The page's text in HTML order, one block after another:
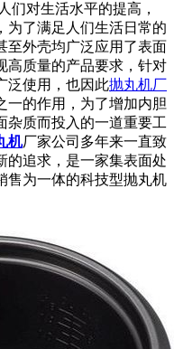
们对生活水平的提高，
为了满足人们生活日常的
至外壳均广泛应用了表面
高质量的产品要求，针对
泛使用，也因此抛丸机厂
一的作用，为了增加内胆
杂质而投入的一道重要工
机厂家公司多年来一直致
的追求，是一家集表面处
售为一体的科技型抛丸机